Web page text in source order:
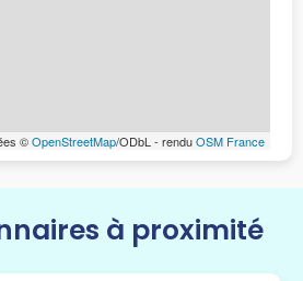
©OpenStreetMap/ODbL - renduOSM France
à proximité